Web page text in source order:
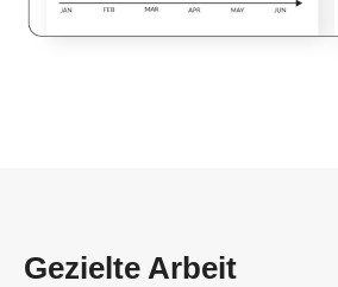
Gezielte Arbeit